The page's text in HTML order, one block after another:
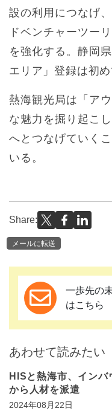
設の利用につなげ
ドベンチャーツー
を強化する。静岡
エリア」登録は初め
熱海観光局は「ア
な魅力を掘り起こ
へとつなげていく
いる。
Share:
メールに転送
一歩先の
はこちら
あわせて読みたい
HISと熱海市、イン
から人材を派遣
2024年08月22日